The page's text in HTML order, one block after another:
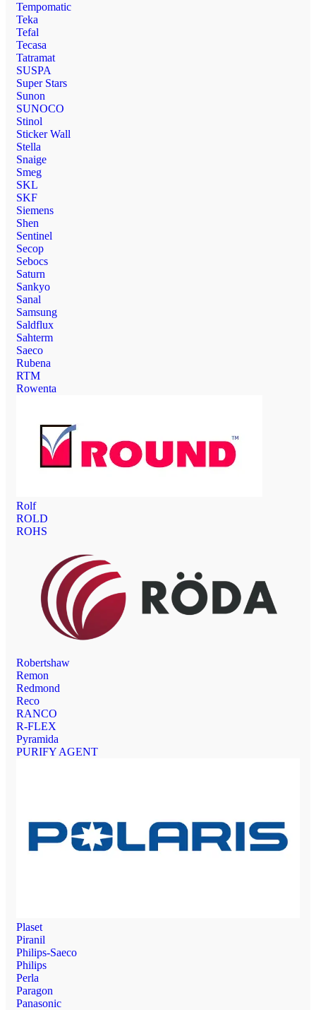
Tempomatic
Teka
Tefal
Tecasa
Tatramat
SUSPA
Super Stars
Sunon
SUNOCO
Stinol
Sticker Wall
Stella
Snaige
Smeg
SKL
SKF
Siemens
Shen
Sentinel
Secop
Sebocs
Saturn
Sankyo
Sanal
Samsung
Saldflux
Sahterm
Saeco
Rubena
RTM
Rowenta
Rolf
ROLD
ROHS
Robertshaw
Remon
Redmond
Reco
RANCO
R-FLEX
Pyramida
PURIFY AGENT
Plaset
Piranil
Philips-Saeco
Philips
Perla
Paragon
Panasonic